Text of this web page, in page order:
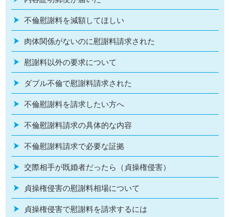
不倫慰謝料を減額してほしい
肉体関係がないのに慰謝料請求された
慰謝料以外の要求について
ダブル不倫で慰謝料請求された
不倫慰謝料を請求したい方へ
不倫慰謝料請求の具体的な内容
不倫慰謝料請求で必要な証拠
交際相手が既婚者だったら（貞操権侵害）
貞操権侵害の慰謝料相場について
貞操権侵害で慰謝料を請求するには